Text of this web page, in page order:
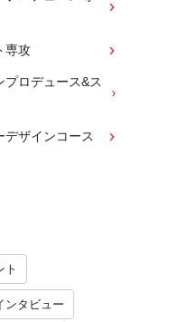
専攻
ロデュース&ス
デザインコース
ト
ンタビュー